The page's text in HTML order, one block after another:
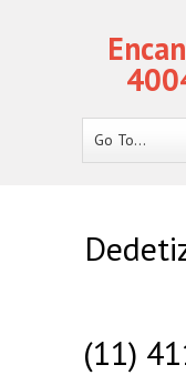
Go To...
(11)